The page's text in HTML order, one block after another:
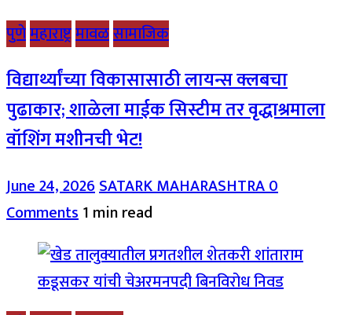
पुणेमहाराष्ट्रमावळसामाजिक
विद्यार्थ्यांच्या विकासासाठी लायन्स क्लबचा
पुढाकार; शाळेला माईक सिस्टीम तर वृद्धाश्रमाला
वॉशिंग मशीनची भेट!
June 24, 2026SATARK MAHARASHTRA0
Comments1 min read